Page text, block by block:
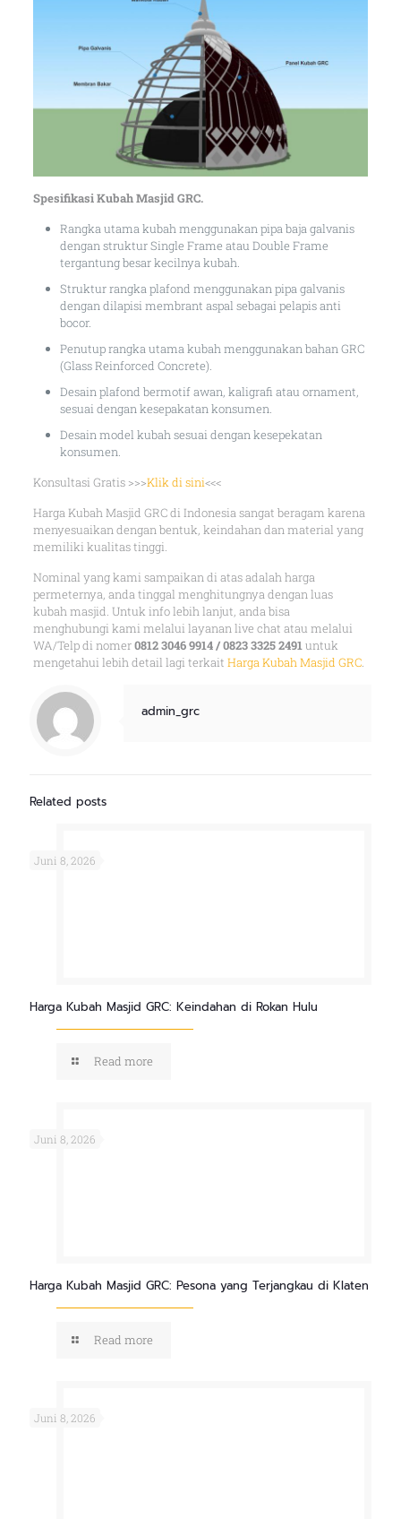
Spesifikasi Kubah Masjid GRC.
Rangka utama kubah menggunakan pipa baja galvanis
dengan struktur Single Frame atau Double Frame
tergantung besar kecilnya kubah.
Struktur rangka plafond menggunakan pipa galvanis
dengan dilapisi membrant aspal sebagai pelapis anti
bocor.
Penutup rangka utama kubah menggunakan bahan GRC
(Glass Reinforced Concrete).
Desain plafond bermotif awan, kaligrafi atau ornament,
sesuai dengan kesepakatan konsumen.
Desain model kubah sesuai dengan kesepekatan
konsumen.
Konsultasi Gratis >>>Klik di sini<<<
Harga Kubah Masjid GRC di Indonesia sangat beragam karena
menyesuaikan dengan bentuk, keindahan dan material yang
memiliki kualitas tinggi.
Nominal yang kami sampaikan di atas adalah harga
permeternya, anda tinggal menghitungnya dengan luas
kubah masjid. Untuk info lebih lanjut, anda bisa
menghubungi kami melalui layanan live chat atau melalui
WA/Telp di nomer0812 3046 9914 / 0823 3325 2491untuk
mengetahui lebih detail lagi terkait Harga Kubah Masjid GRC.
admin_grc
Related posts
Juni 8, 2026
Harga Kubah Masjid GRC: Keindahan di Rokan Hulu
Read more
Juni 8, 2026
Harga Kubah Masjid GRC: Pesona yang Terjangkau di Klaten
Read more
Juni 8, 2026